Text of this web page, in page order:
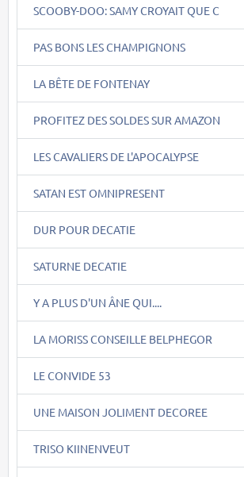
SCOOBY-DOO: SAMY CROYAIT QUE C
PAS BONS LES CHAMPIGNONS
LA BÊTE DE FONTENAY
PROFITEZ DES SOLDES SUR AMAZON
LES CAVALIERS DE L'APOCALYPSE
SATAN EST OMNIPRESENT
DUR POUR DECATIE
SATURNE DECATIE
Y A PLUS D'UN ÂNE QUI....
LA MORISS CONSEILLE BELPHEGOR
LE CONVIDE 53
UNE MAISON JOLIMENT DECOREE
TRISO KIINENVEUT